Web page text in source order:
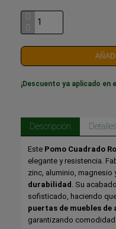
¡Descuento ya aplicado en
Descripción
Este Pomo Cuadrado
elegante y resistencia.
zinc, aluminio, magnesio
durabilidad . Su acabado
sofisticado, haciendo
puertas de muebles de
garantizando